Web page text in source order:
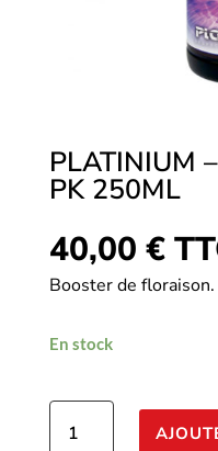
PLATINIUM
PK 250ML
40,00 €
Booster de floraison.
En stock
quantité